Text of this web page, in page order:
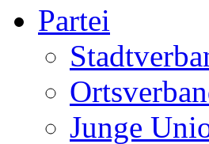
Partei
Junge